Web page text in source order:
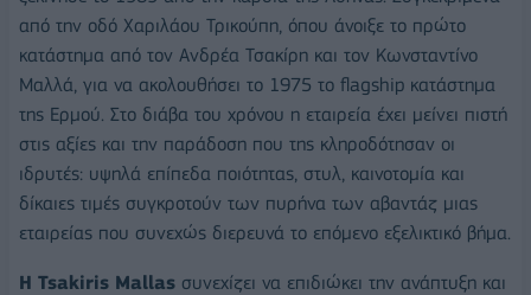
από την οδό Χαριλάου Τρικούπη, όπου άνοιξε το πρώτο
κατάστημα από τον Ανδρέα Τσακίρη και τον Κωνσταντίνο
Μαλλά, για να ακολουθήσει το 1975 το flagship κατάστημα
της Ερμού. Στο διάβα του χρόνου η εταιρεία έχει μείνει πιστή
στις αξίες και την παράδοση που της κληροδότησαν οι
ιδρυτές: υψηλά επίπεδα ποιότητας, στυλ, καινοτομία και
δίκαιες τιμές συγκροτούν των πυρήνα των αβαντάζ μιας
εταιρείας που συνεχώς διερευνά το επόμενο εξελικτικό βήμα.
Η Tsakiris Mallas συνεχίζει να επιδιώκει την ανάπτυξη και